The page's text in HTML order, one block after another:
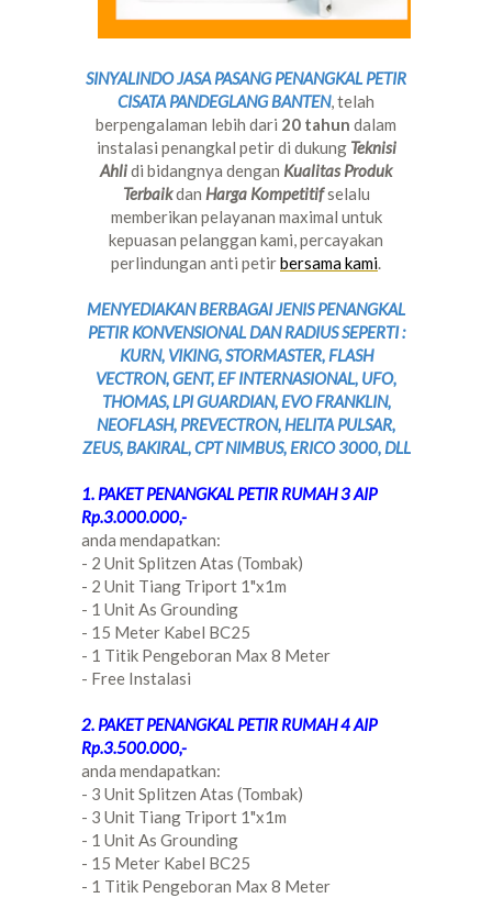
SINYALINDO JASA PASANG PENANGKAL PETIR
CISATA PANDEGLANG BANTEN, telah
berpengalaman lebih dari 20 tahun dalam
instalasi penangkal petir di dukung Teknisi
Ahlidi bidangnya dengan Kualitas Produk
Terbaikdan Harga Kompetitifselalu
memberikan pelayanan maximal untuk
kepuasan pelanggan kami, percayakan
perlindungan anti petirbersama kami.
MENYEDIAKAN BERBAGAI JENIS PENANGKAL
PETIR KONVENSIONAL DAN RADIUS SEPERTI :
KURN, VIKING, STORMASTER, FLASH
VECTRON, GENT, EF INTERNASIONAL, UFO,
THOMAS, LPI GUARDIAN, EVO FRANKLIN,
NEOFLASH, PREVECTRON, HELITA PULSAR,
ZEUS, BAKIRAL, CPT NIMBUS, ERICO 3000, DLL
1. PAKET PENANGKAL PETIR RUMAH 3 AIP
Rp.3.000.000,-
anda mendapatkan:
- 2 Unit Splitzen Atas (Tombak)
- 2 Unit Tiang Triport 1"x1m
- 1 Unit As Grounding
- 15 Meter Kabel BC25
- 1 Titik Pengeboran Max 8 Meter
- Free Instalasi
2. PAKET PENANGKAL PETIR RUMAH 4 AIP
Rp.3.500.000,-
anda mendapatkan:
- 3 Unit Splitzen Atas (Tombak)
- 3 Unit Tiang Triport 1"x1m
- 1 Unit As Grounding
- 15 Meter Kabel BC25
- 1 Titik Pengeboran Max 8 Meter